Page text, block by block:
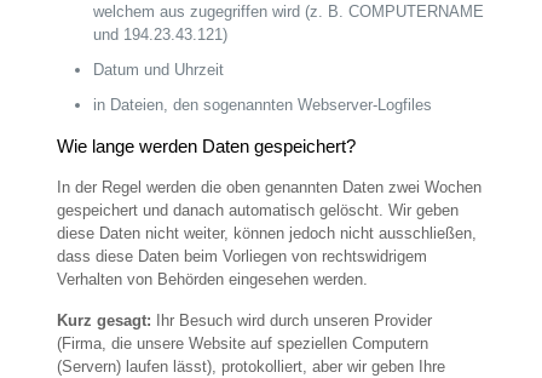
welchem aus zugegriffen wird (z. B. COMPUTERNAME
und 194.23.43.121)
Datum und Uhrzeit
in Dateien, den sogenannten Webserver-Logfiles
Wie lange werden Daten gespeichert?
In der Regel werden die oben genannten Daten zwei Wochen
gespeichert und danach automatisch gelöscht. Wir geben
diese Daten nicht weiter, können jedoch nicht ausschließen,
dass diese Daten beim Vorliegen von rechtswidrigem
Verhalten von Behörden eingesehen werden.
Kurz gesagt: Ihr Besuch wird durch unseren Provider
(Firma, die unsere Website auf speziellen Computern
(Servern) laufen lässt), protokolliert, aber wir geben Ihre